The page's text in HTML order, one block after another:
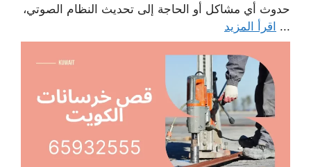
حدوث أي مشاكل أو الحاجة إلى تحديث النظام الصوتي،
... اقرأ المزيد